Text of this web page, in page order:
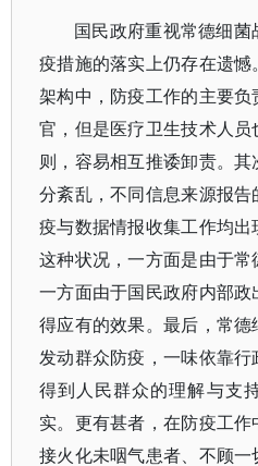
国民政府重视常德细
疫措施的落实上仍存在遗
架构中，防疫工作的主要
官，但是医疗卫生技术人
则，容易相互推诿卸责。
分紊乱，不同信息来源报
疫与数据情报收集工作均
这种状况，一方面是由于
一方面由于国民政府内部政
得应有的效果。最后，常
发动群众防疫，一味依靠
得到人民群众的理解与支
实。更有甚者，在防疫工
接火化未咽气患者、不顾